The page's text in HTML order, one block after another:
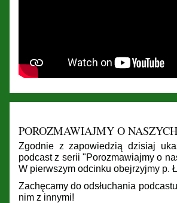
POROZMAWIAJMY O
Zgodnie z zapowiedzią dzisiaj
podcast z serii "Porozmawiajmy o
W pierwszym odcinku obejrzyjmy p.
Zachęcamy do odsłuchania
nim z innymi!